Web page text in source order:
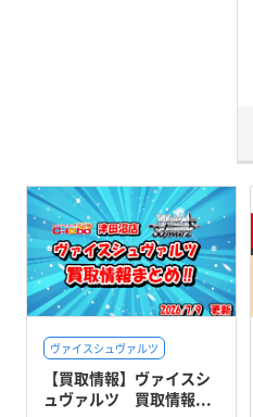
ヴァイスシュヴァルツ
【買取情報】ヴァイスシ
ュヴァルツ 買取情報...